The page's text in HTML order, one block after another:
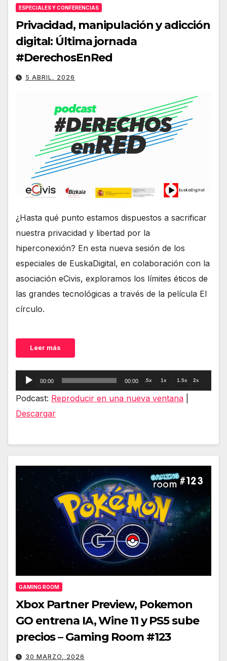
ESPECIALES Y CONFERENCIAS
Privacidad, manipulación y adicción
digital: Última jornada
#DerechosEnRed
5 ABRIL, 2026
¿Hasta qué punto estamos dispuestos a sacrificar
nuestra privacidad y libertad por la
hiperconexión? En esta nueva sesión de los
especiales de EuskaDigital, en colaboración con la
asociación eCivis, exploramos los límites éticos de
las grandes tecnológicas a través de la película El
círculo.
Leer más
Reproductor
de
audio
00:00 00:00 .5x 1x 1.5x 2x
Podcast: Reproducir en una nueva ventana
Descargar
GAMING ROOM
Xbox Partner Preview, Pokemon
GO entrena IA, Wine 11 y PS5 sube
precios – Gaming Room #123
30 MARZO, 2026